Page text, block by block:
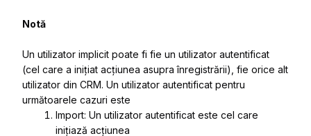
Notă
Un utilizator implicit poate fi fie un utilizator autentificat
(cel care a inițiat acțiunea asupra înregistrării), fie orice alt
utilizator din CRM. Un utilizator autentificat pentru
următoarele cazuri este
Import: Un utilizator autentificat este cel care
inițiază acțiunea